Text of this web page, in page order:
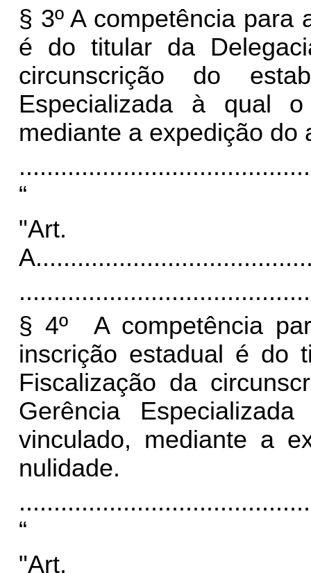
§ 3º A competência para
é do titular da
circunscrição do
Especializada à qual
mediante a expedição do
“
A.
§ 4º A competência
inscrição estadual é do
Fiscalização da
Gerência
vinculado, mediante a
nulidade.
“